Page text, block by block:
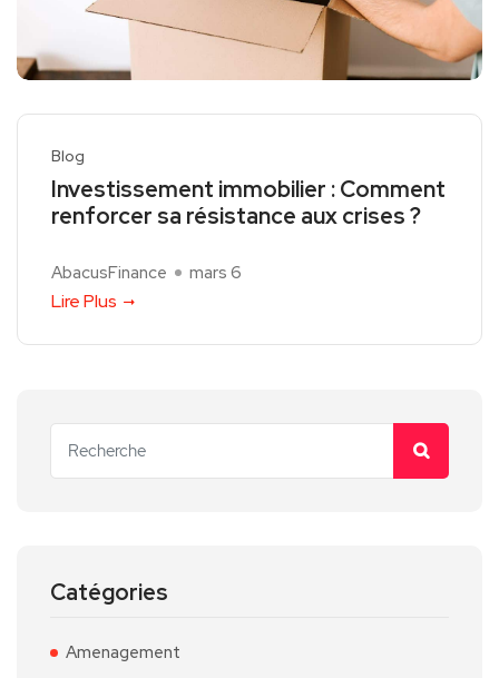
Blog
Investissement immobilier : Comment
renforcer sa résistance aux crises ?
AbacusFinance mars 6
Lire Plus
Catégories
Amenagement